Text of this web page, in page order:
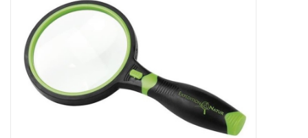
kinderkamer
eten & drinken